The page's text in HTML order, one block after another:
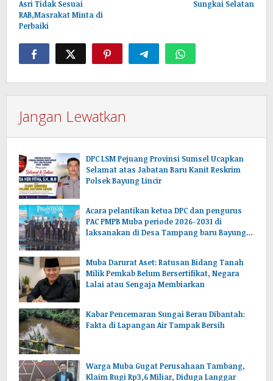
Asri Tidak Sesuai
RAB,Masrakat Minta di
Perbaiki
Sungkai Selatan
Jangan Lewatkan
DPC LSM Pejuang Provinsi Sumsel Ucapkan
Selamat atas Jabatan Baru Kanit Reskrim
Polsek Bayung Lincir
Acara pelantikan ketua DPC dan pengurus
PAC PMPB Muba periode 2026-2031 di
laksanakan di Desa Tampang baru Bayung
Muba Darurat Aset: Ratusan Bidang Tanah
Milik Pemkab Belum Bersertifikat, Negara
Lalai atau Sengaja Membiarkan
Kabar Pencemaran Sungai Berau Dibantah:
Fakta di Lapangan Air Tampak Bersih
Warga Muba Gugat Perusahaan Tambang,
Klaim Rugi Rp3,6 Miliar, Diduga Langgar